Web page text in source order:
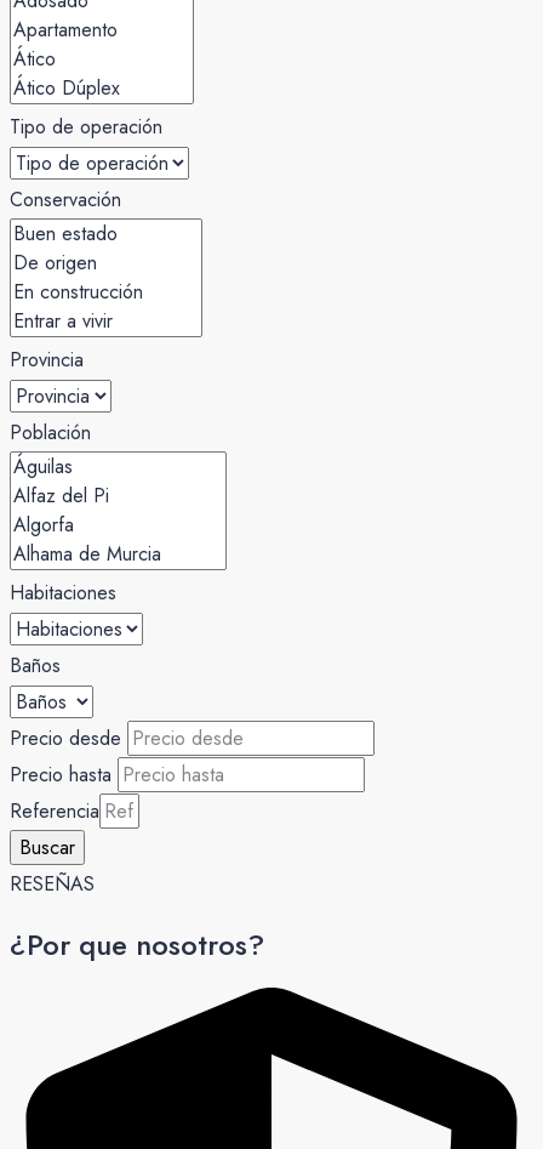
Tipo de operación
Conservación
Provincia
Población
Habitaciones
Baños
Precio desde
Precio hasta
Referencia
Buscar
RESEÑAS
¿Por que nosotros?